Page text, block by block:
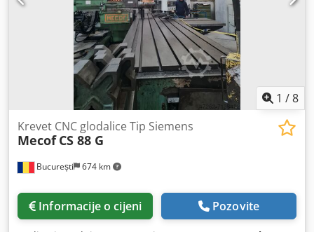
1 /8
București 674 km
Krevet CNC glodalice Tip Siemens
Mecof CS 88 G
Informacije o cijeni Pozovite